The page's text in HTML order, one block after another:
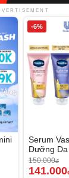
-6%
Serum
Dưỡng Da
Ngày
150.000đ
141.000